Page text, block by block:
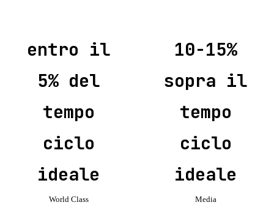
entro il
5% del
tempo
ciclo
ideale
World Class
10-15%
sopra il
tempo
ciclo
ideale
Media